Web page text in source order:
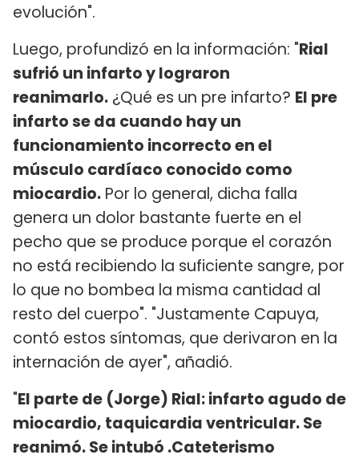
evolución".
Luego, profundizó en la información: "Rial
sufrió un infarto y lograron
reanimarlo. ¿Qué es un pre infarto? El pre
infarto se da cuando hay un
funcionamiento incorrecto en el
músculo cardíaco conocido como
miocardio. Por lo general, dicha falla
genera un dolor bastante fuerte en el
pecho que se produce porque el corazón
no está recibiendo la suficiente sangre, por
lo que no bombea la misma cantidad al
resto del cuerpo". "Justamente Capuya,
contó estos síntomas, que derivaron en la
internación de ayer", añadió.
"El parte de (Jorge) Rial: infarto agudo de
miocardio, taquicardia ventricular. Se
reanimó. Se intubó .Cateterismo